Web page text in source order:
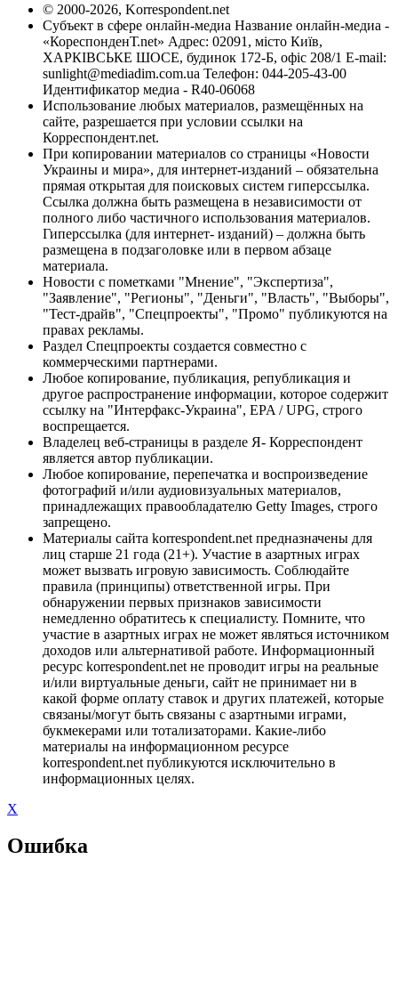
© 2000-2026, Korrespondent.net
Субъект в сфере онлайн-медиа Название онлайн-медиа -
«КореспонденТ.net» Адрес: 02091, місто Київ,
ХАРКІВСЬКЕ ШОСЕ, будинок 172-Б, офіс 208/1 E-mail:
sunlight@mediadim.com.ua Телефон: 044-205-43-00
Идентификатор медиа - R40-06068
Использование любых материалов, размещённых на
сайте, разрешается при условии ссылки на
Корреспондент.net.
При копировании материалов со страницы «Новости
Украины и мира», для интернет-изданий – обязательна
прямая открытая для поисковых систем гиперссылка.
Ссылка должна быть размещена в независимости от
полного либо частичного использования материалов.
Гиперссылка (для интернет- изданий) – должна быть
размещена в подзаголовке или в первом абзаце
материала.
Новости с пометками "Мнение", "Экспертиза",
"Заявление", "Регионы", "Деньги", "Власть", "Выборы",
"Тест-драйв", "Спецпроекты", "Промо" публикуются на
правах рекламы.
Раздел Спецпроекты создается совместно с
коммерческими партнерами.
Любое копирование, публикация, републикация и
другое распространение информации, которое содержит
ссылку на "Интерфакс-Украина", EPA / UPG, строго
воспрещается.
Владелец веб-страницы в разделе Я- Корреспондент
является автор публикации.
Любое копирование, перепечатка и воспроизведение
фотографий и/или аудиовизуальных материалов,
принадлежащих правообладателю Getty Images, строго
запрещено.
Материалы сайта korrespondent.net предназначены для
лиц старше 21 года (21+). Участие в азартных играх
может вызвать игровую зависимость. Соблюдайте
правила (принципы) ответственной игры. При
обнаружении первых признаков зависимости
немедленно обратитесь к специалисту. Помните, что
участие в азартных играх не может являться источником
доходов или альтернативой работе. Информационный
ресурс korrespondent.net не проводит игры на реальные
и/или виртуальные деньги, сайт не принимает ни в
какой форме оплату ставок и других платежей, которые
связаны/могут быть связаны с азартными играми,
букмекерами или тотализаторами. Какие-либо
материалы на информационном ресурсе
korrespondent.net публикуются исключительно в
информационных целях.
X
Ошибка